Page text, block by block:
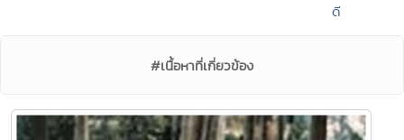
ดี
#เนื้อหาที่เกี่ยวข้อง